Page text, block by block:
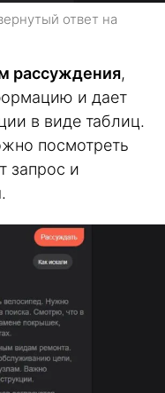
ответ на
рассуждения,
и дает
в виде таблиц.
посмотреть
запрос и